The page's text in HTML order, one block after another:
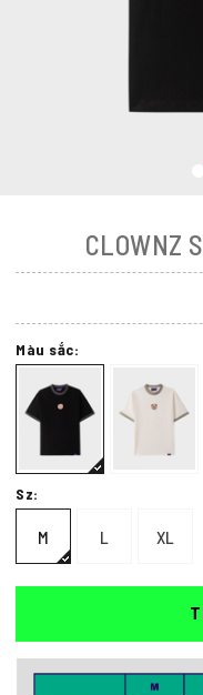
CLOWNZ
Màu sắc:
Sz:
M L XL